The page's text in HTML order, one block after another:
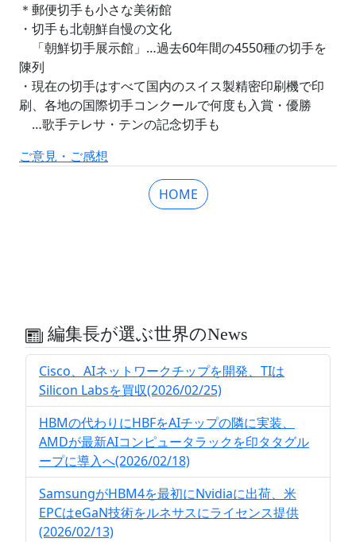
＊郵便切手も小さな美術館
・切手も北朝鮮自慢の文化
「朝鮮切手展示館」…過去60年間の4550種の切手を
陳列
・現在の切手はすべて国内のスイス製精密印刷機で印
刷、各地の国際切手コンクールで何度も入賞・優勝
…歌手テレサ・テンの記念切手も
ご意見・ご感想
HOME
編集長が選ぶ世界のNews
Cisco、AIネットワークチップを開発、TIは
Silicon Labsを買収(2026/02/25)
HBMの代わりにHBFをAIチップの隣に実装、
AMDが最新AIコンピュータラックを印タタグル
ープに導入へ(2026/02/18)
SamsungがHBM4を最初にNvidiaに出荷、米
EPCはeGaN技術をルネサスにライセンス提供
(2026/02/13)